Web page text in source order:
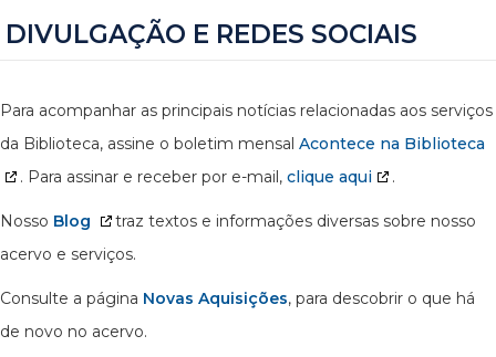
DIVULGAÇÃO E REDES SOCIAIS
Para acompanhar as principais notícias relacionadas aos serviços
da Biblioteca, assine o boletim mensal Acontece na Biblioteca
. Para assinar e receber por e-mail, clique aqui .
Nosso Blog
traz textos e informações diversas sobre nosso
acervo e serviços.
Consulte a página Novas Aquisições, para descobrir o que há
de novo no acervo.